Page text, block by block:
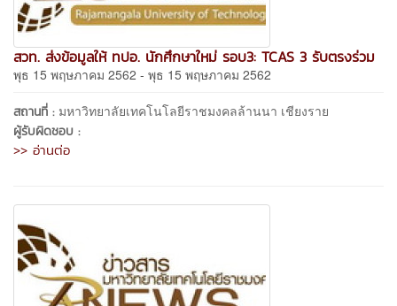
สวท. ส่งข้อมูลให้ ทปอ. นักศึกษาใหม่ รอบ3: TCAS 3 รับตรงร่วม
พุธ 15 พฤษภาคม 2562 - พุธ 15 พฤษภาคม 2562
สถานที่ : มหาวิทยาลัยเทคโนโลยีราชมงคลล้านนา เชียงราย
ผู้รับผิดชอบ :
>> อ่านต่อ